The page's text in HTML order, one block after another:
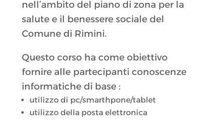
nell’ambito del piano di zona per la
salute e il benessere sociale del
Comune di Rimini.
Questo corso ha come obiettivo
fornire alle partecipanti conoscenze
informatiche di base :
utilizzo di pc/smarthpone/tablet
utilizzo della posta elettronica